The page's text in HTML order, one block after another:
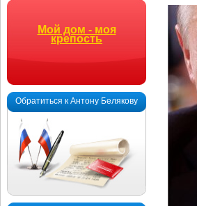
Мой дом - моя
крепость
Обратиться к Антону Белякову